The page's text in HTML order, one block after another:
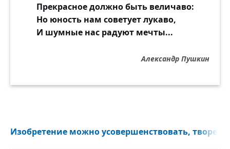
Прекрасное должно быть величаво:
Но юность нам советует лукаво,
И шумные нас радуют мечты...
Александр Пушкин
Изобретение можно усовершенствовать,